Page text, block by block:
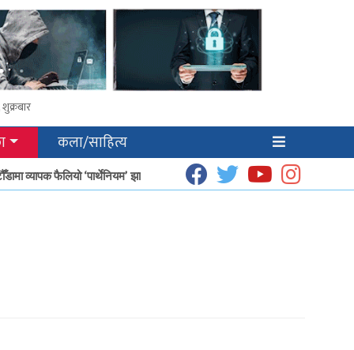
कला/साहित्य
व्यापक फैलियो ‘पार्थेनियम’ झार धूप उत्पादनबाट हेटौँडाका गृहिणीको आम्दानी बढ्दै